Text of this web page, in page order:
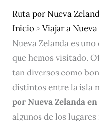
Ruta por Nueva
Inicio>Viajar a
Nueva Zelanda es
que hemos visitado.
tan diversos como
distintos entre la isla
por Nueva Zelanda en
algunos de los